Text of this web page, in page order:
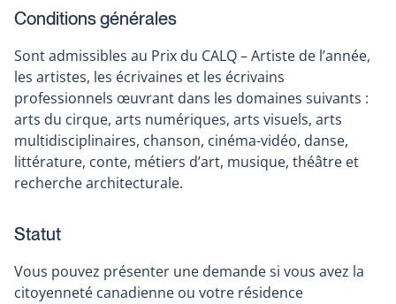
Conditions générales
Sont admissibles au Prix du CALQ – Artiste de l’année,
les artistes, les écrivaines et les écrivains
professionnels œuvrant dans les domaines suivants :
arts du cirque, arts numériques, arts visuels, arts
multidisciplinaires, chanson, cinéma-vidéo, danse,
littérature, conte, métiers d’art, musique, théâtre et
recherche architecturale.
Statut
Vous pouvez présenter une demande si vous avez la
citoyenneté canadienne ou votre résidence